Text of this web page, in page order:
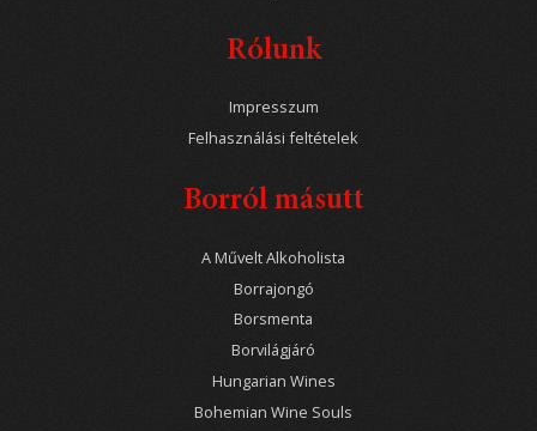
Rólunk
Impresszum
Felhasználási feltételek
Borról másutt
A Művelt Alkoholista
Borrajongó
Borsmenta
Borvilágjáró
Hungarian Wines
Bohemian Wine Souls